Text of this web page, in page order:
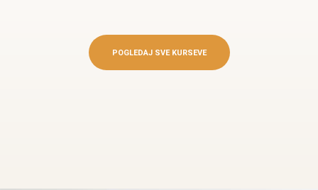
POGLEDAJ SVE KURSEVE